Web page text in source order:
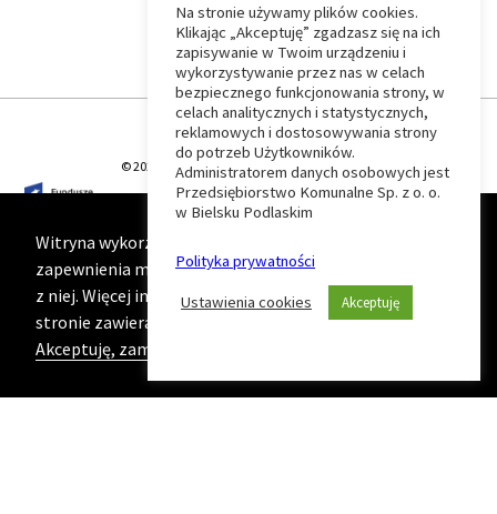
⏶
Wróć
do
początku
strony
© 2026 T-Matic Grupa Computer Plus Sp. z o.o.
Witryna wykorzystuje ciasteczka (cookies) w celu
zapewnienia maksymalnej wygody podczas korzystania
z niej. Więcej informacji na ten temat znajduje się na
stronie zawierającej naszą
Politykę prywatności
Akceptuję, zamknij komunikat
Na stronie używamy plików cookies.
Klikając „Akceptuję” zgadzasz się na ich
zapisywanie w Twoim urządzeniu i
wykorzystywanie przez nas w celach
bezpiecznego funkcjonowania strony, w
celach analitycznych i statystycznych,
reklamowych i dostosowywania strony
do potrzeb Użytkowników.
Administratorem danych osobowych jest
Przedsiębiorstwo Komunalne Sp. z o. o.
w Bielsku Podlaskim
Polityka prywatności
Ustawienia cookies Akceptuję